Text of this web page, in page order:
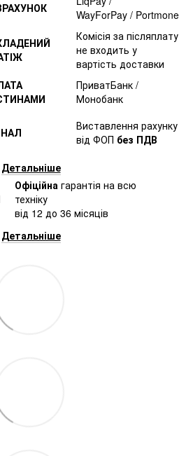
WayForPay / Portmone
Комісія за післяплату
не входить у
вартість доставки
ПриватБанк /
Монобанк
Виставлення рахунку
від ФОП без ПДВ
Детальніше
Офіційна гарантія на всю
техніку
від 12 до 36 місяців
Детальніше